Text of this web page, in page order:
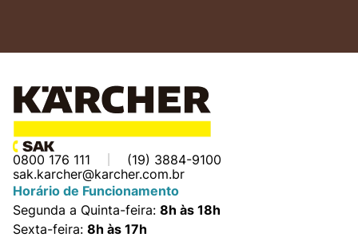
0800 176 111
(19) 3884-9100
sak.karcher@karcher.com.br
Horário de Funcionamento
Segunda a Quinta-feira: 8h às 18h
Sexta-feira: 8h às 17h